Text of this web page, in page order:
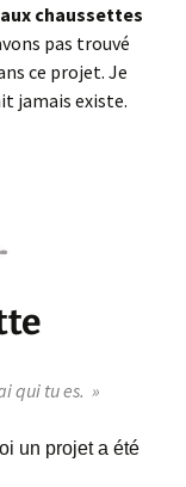
chaussettes
pas trouvé
ce projet. Je
jamais existe.
qui tu es. »
un projet a été